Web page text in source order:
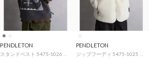
PENDLETON PENDLETON